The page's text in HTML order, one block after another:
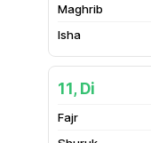
11, Di